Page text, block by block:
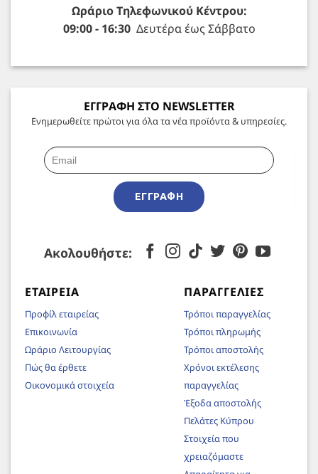
Ωράριο Τηλεφωνικού Κέντρου:
09:00 - 16:30Δευτέρα έως Σάββατο
ΕΓΓΡΑΦΗ ΣΤΟ NEWSLETTER
Ενημερωθείτε πρώτοι για όλα τα νέα προϊόντα & υπηρεσίες.
ΕΓΓΡΑΦΉ
Ακολουθήστε:
ΕΤΑΙΡΕΊΑ
Προφίλ εταιρείας
Επικοινωνία
Ωράριο Λειτουργίας
Πώς θα έρθετε
Οικονομικά στοιχεία
ΠΑΡΑΓΓΕΛΊΕΣ
Τρόποι παραγγελίας
Τρόποι πληρωμής
Τρόποι αποστολής
Χρόνοι εκτέλεσης
παραγγελίας
Έξοδα αποστολής
Πελάτες Κύπρου
Στοιχεία που
χρειαζόμαστε